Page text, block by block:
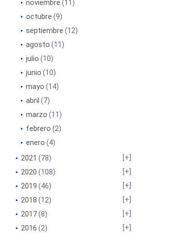
noviembre (11)
octubre (9)
septiembre (12)
agosto (11)
julio (10)
junio (10)
mayo (14)
abril (7)
marzo (11)
febrero (2)
enero (4)
2021 (78)
2020 (108)
2019 (46)
2018 (12)
2017(8)
2016 (2)